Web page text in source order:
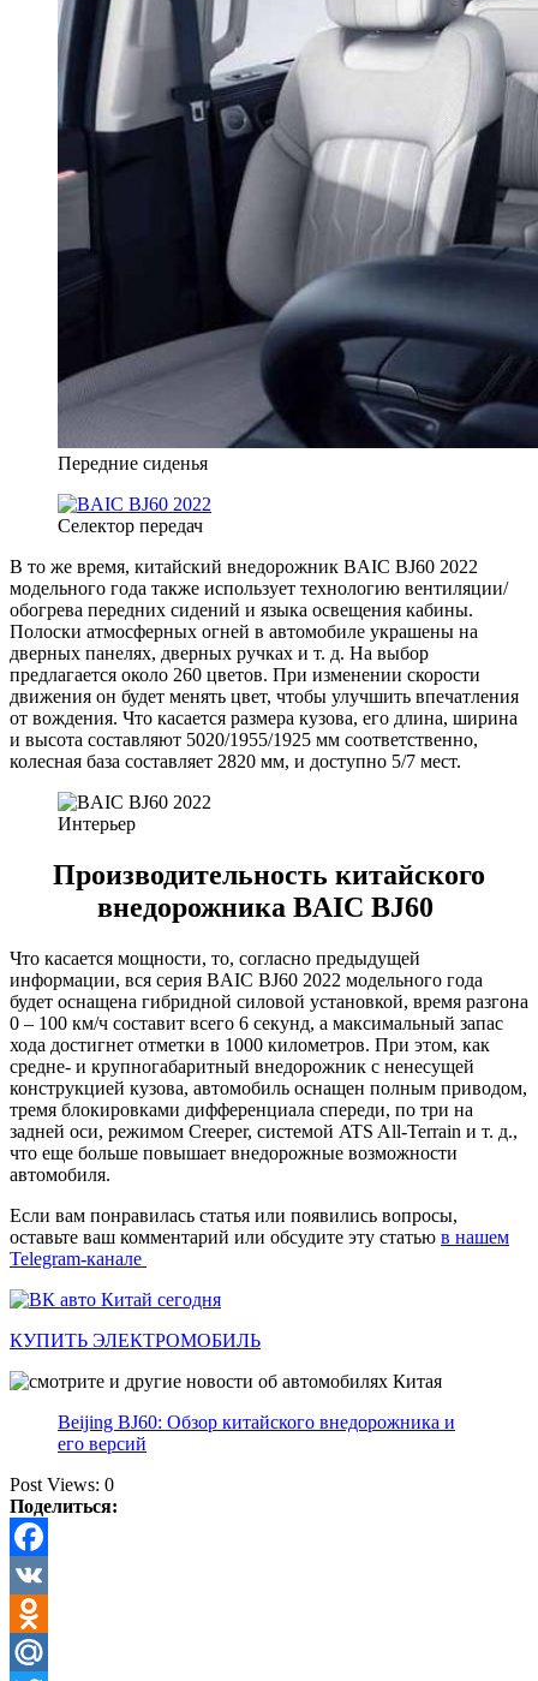
Передние сиденья
Селектор передач
В то же время, китайский внедорожник BAIC BJ60 2022
модельного года также использует технологию вентиляции/
обогрева передних сидений и языка освещения кабины.
Полоски атмосферных огней в автомобиле украшены на
дверных панелях, дверных ручках и т. д. На выбор
предлагается около 260 цветов. При изменении скорости
движения он будет менять цвет, чтобы улучшить впечатления
от вождения. Что касается размера кузова, его длина, ширина
и высота составляют 5020/1955/1925 мм соответственно,
колесная база составляет 2820 мм, и доступно 5/7 мест.
Интерьер
Производительность китайского
внедорожника BAIC BJ60
Что касается мощности, то, согласно предыдущей
информации, вся серия BAIC BJ60 2022 модельного года
будет оснащена гибридной силовой установкой, время разгона
0 – 100 км/ч составит всего 6 секунд, а максимальный запас
хода достигнет отметки в 1000 километров. При этом, как
средне- и крупногабаритный внедорожник с ненесущей
конструкцией кузова, автомобиль оснащен полным приводом,
тремя блокировками дифференциала спереди, по три на
задней оси, режимом Creeper, системой ATS All-Terrain и т. д.,
что еще больше повышает внедорожные возможности
автомобиля.
Если вам понравилась статья или появились вопросы,
оставьте ваш комментарий или обсудите эту статью в нашем
Telegram-канале
КУПИТЬ ЭЛЕКТРОМОБИЛЬ
Beijing BJ60: Обзор китайского внедорожника и
его версий
Post Views: 0
Поделиться:
Facebook
VK
Odnoklassniki